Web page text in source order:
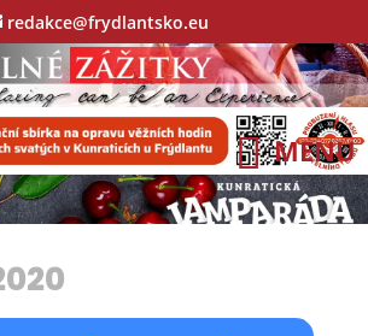
redakce@frydlantsko.eu